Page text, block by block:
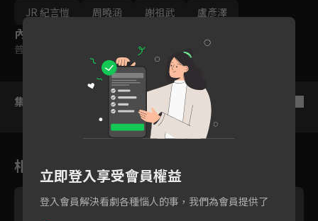
JR 紀言愷 周曉涵 謝祖武 盧彥澤
內容標籤
普遍級
集數列表
相關花絮
立即登入享受會員權益
登入會員解決看劇各種惱人的事，我們為會員提供了